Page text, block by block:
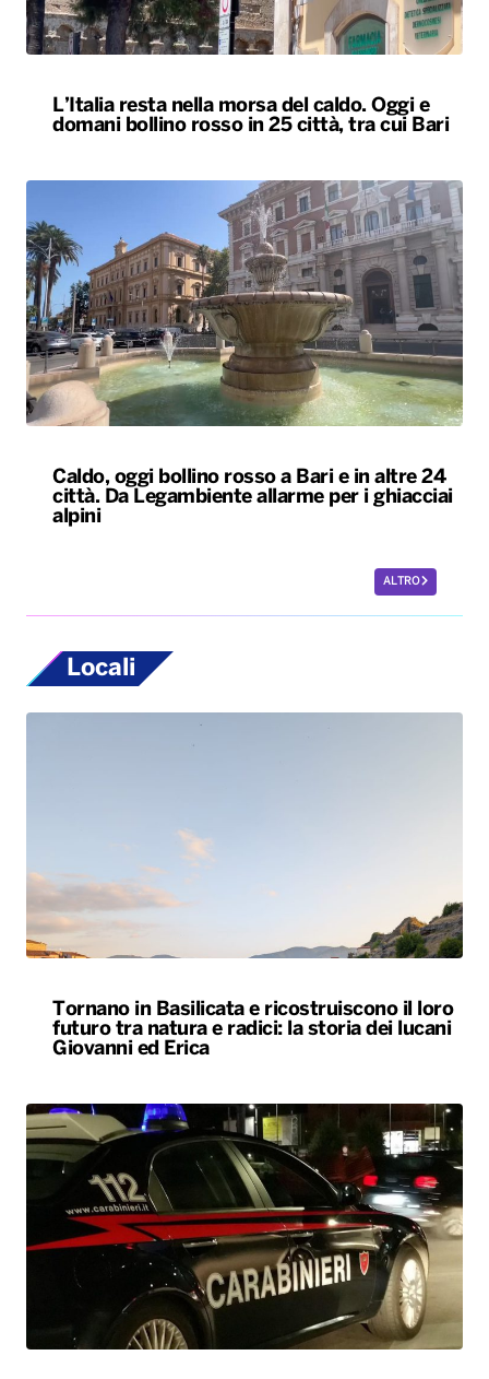
L’Italia resta nella morsa del caldo. Oggi e
domani bollino rosso in 25 città, tra cui Bari
Caldo, oggi bollino rosso a Bari e in altre 24
città. Da Legambiente allarme per i ghiacciai
alpini
ALTRO
Locali
Tornano in Basilicata e ricostruiscono il loro
futuro tra natura e radici: la storia dei lucani
Giovanni ed Erica